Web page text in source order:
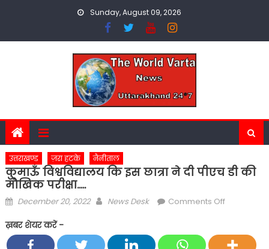
Sunday, August 09, 2026
उत्तराखण्ड ज़रा हटके नैनीताल
कुमाऊँ विश्वविद्यालय कि इस छात्रा ने दी पीएच डी की
मौखिक परीक्षा…..
Posted
December 20, 2022 Author
News Desk Comments Offon
कि
ख़बर शेयर करें -